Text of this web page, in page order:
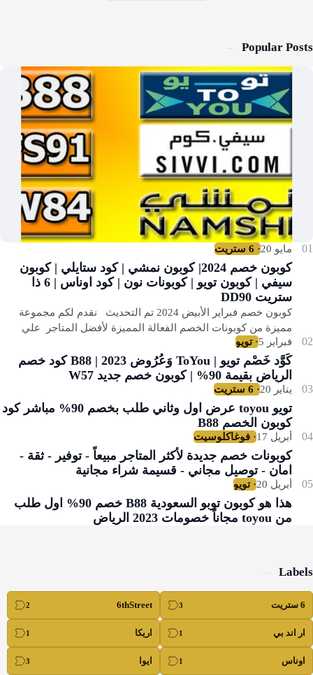
Popular Posts
كوبون خصم 2024| كوبون نمشي | كود ستايلي | كوبون
سيفي | كوبون تويو | كوبونات نون | كود اوناس | 6 ذا
ستريت DD90
كوبون خصم فبراير الأبيض 2024 تم التحديث نقدم لكم مجموعة
مميزة من كوبونات الخصم الفعالة المميزة لأفضل المتاجر علي
مستوي العالم والمستحبة للعالم ال…
كَوَّد خَصْم تويو | ToYou وَعُرُوض 2023 | B88 كود خصم
الرياض بقيمة 90% | كوبون خصم جديد W57
تويو toyou عرض اول وثاني طلب بخصم 90% مباشر كود
كوبون الخصم B88
كوبونات خصم جديدة لأكثر المتاجر مبيعاً - توفير - ثقة -
امان - توصيل مجاني - قسيمة شراء مجانية
هذا هو كوبون توبو السعودية B88 خصم 90% اول طلب
من toyou مجاناً خصومات 2023 الرياض
Labels
6 ستريت 6thStreet
ار اند بي اريكا
اوناس ايوا